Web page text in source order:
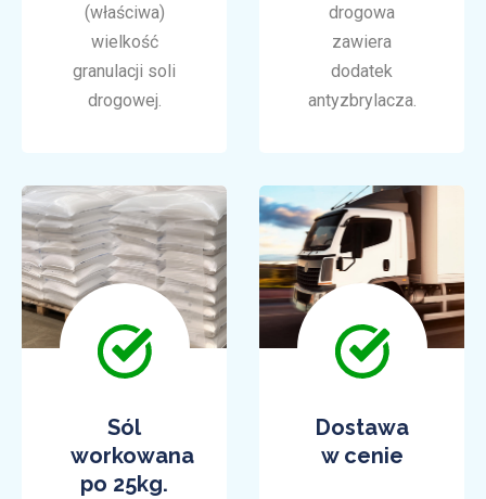
(właściwa)
wielkość
granulacji soli
drogowej.
drogowa
zawiera
dodatek
antyzbrylacza.
Sól
workowana
po 25kg.
Dostawa
w cenie